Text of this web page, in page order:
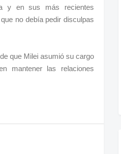
y en sus más recientes
no debía pedir disculpas
que Milei asumió su cargo
mantener las relaciones